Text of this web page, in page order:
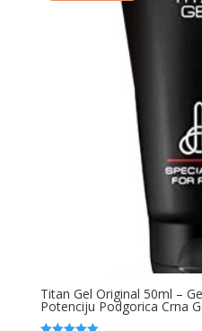
Titan Gel Original 50ml –
Potenciju Podgorica Crna